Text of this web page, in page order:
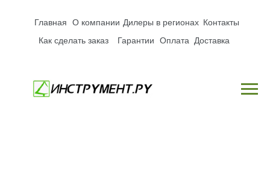
Главная
О компании
Оплата
Гарантии
Контакты
Как сделать заказ
Доставка
Дилеры в регионах